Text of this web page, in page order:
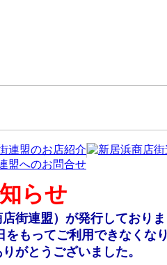
らせ
街連盟）が発行しておりま
をもってご利用できなくなり
がとうございました。